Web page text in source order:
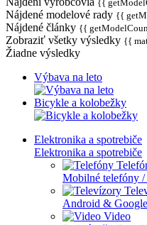
{{
Nájdené modelové rady {{
Nájdené články {{
Zobraziť všetky výsledky {{
Žiadne výsledky
Výbava na leto
Bicykle a kolobežky
Elektronika a spotrebiče
Elektronika a spotrebiče
Mobilné telefóny
Android &
Video